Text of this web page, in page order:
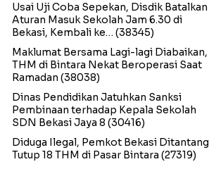
Usai Uji Coba Sepekan, Disdik Batalkan
Aturan Masuk Sekolah Jam 6.30 di
Bekasi, Kembali ke… (38345)
Maklumat Bersama Lagi-lagi Diabaikan,
THM di Bintara Nekat Beroperasi Saat
Ramadan (38038)
Dinas Pendidikan Jatuhkan Sanksi
Pembinaan terhadap Kepala Sekolah
SDN Bekasi Jaya 8 (30416)
Diduga Ilegal, Pemkot Bekasi Ditantang
Tutup 18 THM di Pasar Bintara (27319)